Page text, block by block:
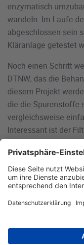
enzymatisch
wandeln. Im Laufe
abgeschlossen sein
Kläranlage getestet
Noch einen Schritt
DTNW, das die
diesem Projekt
die die Spurenstoffe
vergleichsweise
Interessant ist der
über Uferfiltrat aus
wird. Diese sind
belastet.